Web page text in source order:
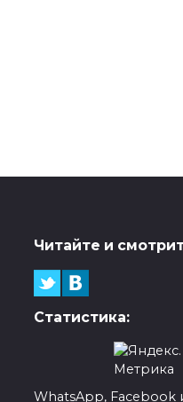
Читайте и
Статистика:
WhatsApp, Facebook